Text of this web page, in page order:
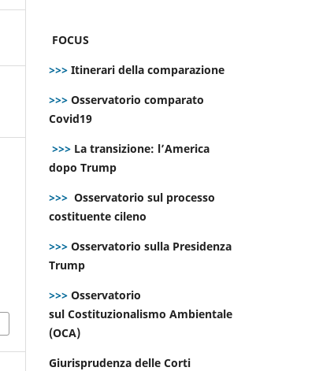
FOCUS
>>> Itinerari della comparazione
>>> Osservatorio comparato
Covid19
>>> La transizione: l’America
dopo Trump
>>> Osservatorio sul processo
costituente cileno
>>> Osservatorio sulla Presidenza
Trump
>>> Osservatorio
sul Costituzionalismo Ambientale
(OCA)
Giurisprudenza delle Corti